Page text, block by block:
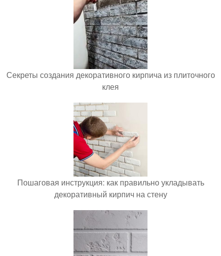
Секреты создания декоративного кирпича из плиточного
клея
Пошаговая инструкция: как правильно укладывать
декоративный кирпич на стену